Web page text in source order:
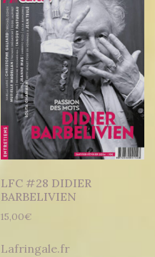
LFC #28 DIDIER
BARBELIVIEN
15,00€
Lafringale.fr